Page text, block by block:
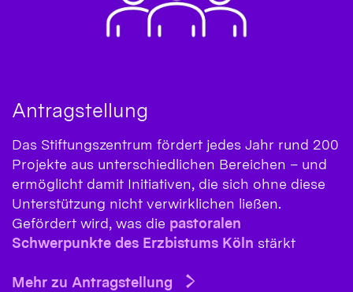
Antragstellung
Das Stiftungszentrum fördert jedes Jahr rund 200
Projekte aus unterschiedlichen Bereichen – und
ermöglicht damit Initiativen, die sich ohne diese
Unterstützung nicht verwirklichen ließen.
Gefördert wird, was die pastoralen
Schwerpunkte des Erzbistums Köln stärkt
Mehr zu Antragstellung